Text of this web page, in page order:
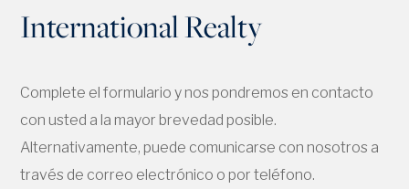
International Realty
Complete el formulario y nos pondremos en contacto
con usted a la mayor brevedad posible.
Alternativamente, puede comunicarse con nosotros a
través de correo electrónico o por teléfono.